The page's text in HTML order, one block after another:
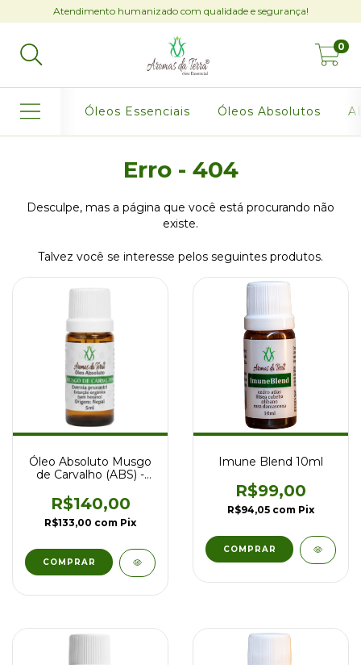
Atendimento humanizado com qualidade e segurança!
0
Óleos Essenciais Óleos Absolutos
Erro - 404
Desculpe, mas a página que você está procurando não
existe.
Talvez você se interesse pelos seguintes produtos.
Óleo Absoluto Musgo
de Carvalho (ABS) -
R$140,00
R$133,00 com Pix
Imune Blend 10ml
R$99,00
R$94,05 com Pix